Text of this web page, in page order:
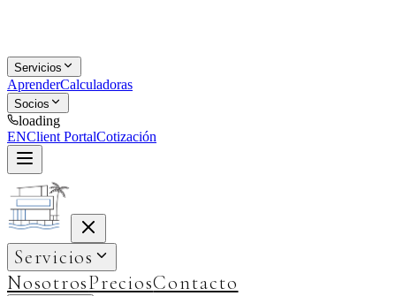
Servicios
AprenderCalculadoras
Socios
loading
ENClient PortalCotización
Servicios
NosotrosPreciosContacto